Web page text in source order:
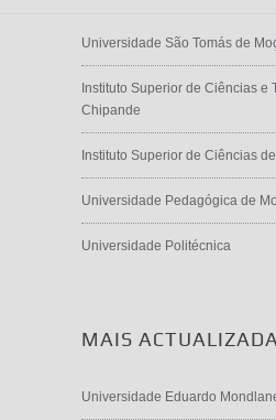
Universidade São Tomás de
Instituto Superior de Ciências e
Chipande
Instituto Superior de Ciências
Universidade Pedagógica de
Universidade Politécnica
MAIS
Universidade Eduardo